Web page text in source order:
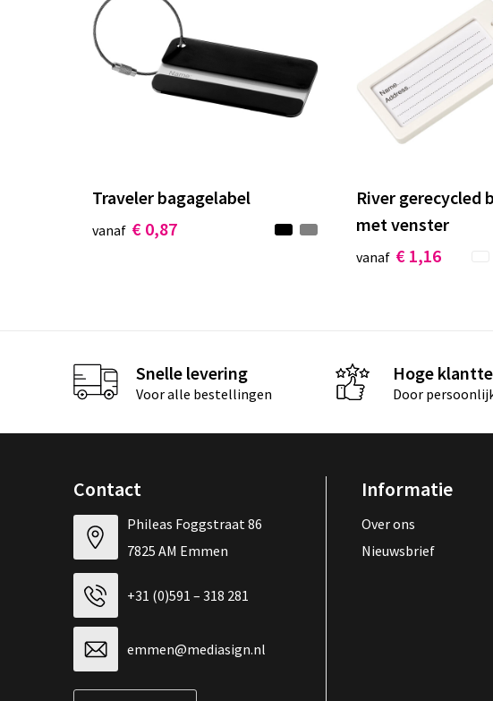
Traveler bagagelabel
vanaf € 0,87
River gerecycled
met venster
vanaf € 1,16
Snelle levering
Voor alle bestellingen
Hoge
Door
Contact
Phileas Foggstraat 86
7825 AM Emmen
+31 (0)591 – 318 281
emmen@mediasign.nl
Informatie
Over ons
Nieuwsbrief